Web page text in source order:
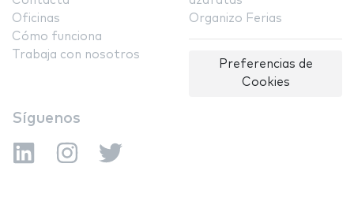
Oficinas
Cómo funciona
Trabaja con nosotros
Organizo Ferias
Preferencias de
Cookies
Síguenos